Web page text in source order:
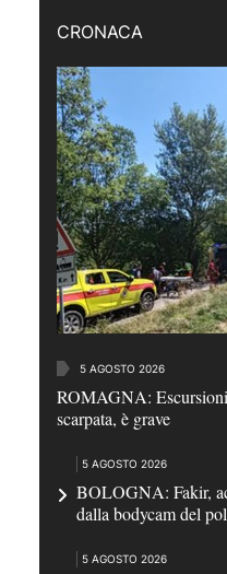
CRONACA
5 AGOSTO 2026
ROMAGNA:
scarpata, è grave
5 AGOSTO 2026
BOLOGNA: Fakir,
dalla bodycam del
5 AGOSTO 2026